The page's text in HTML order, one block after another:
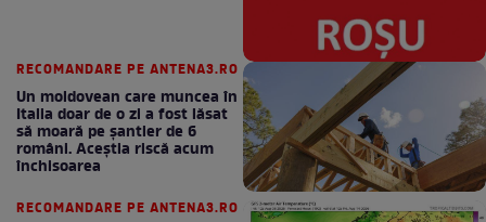
RECOMANDARE PE ANTENA3.RO
Un moldovean care muncea în
Italia doar de o zi a fost lăsat
să moară pe şantier de 6
români. Aceștia riscă acum
închisoarea
RECOMANDARE PE ANTENA3.RO